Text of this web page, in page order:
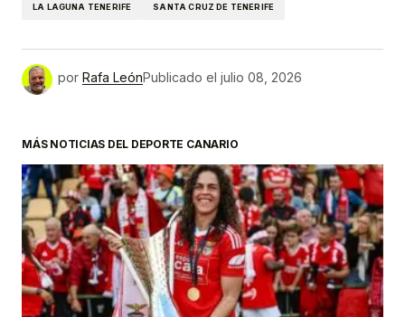
LA LAGUNA TENERIFE SANTA CRUZ DE TENERIFE
por Rafa LeónPublicado el julio 08, 2026
MÁS NOTICIAS DEL DEPORTE CANARIO